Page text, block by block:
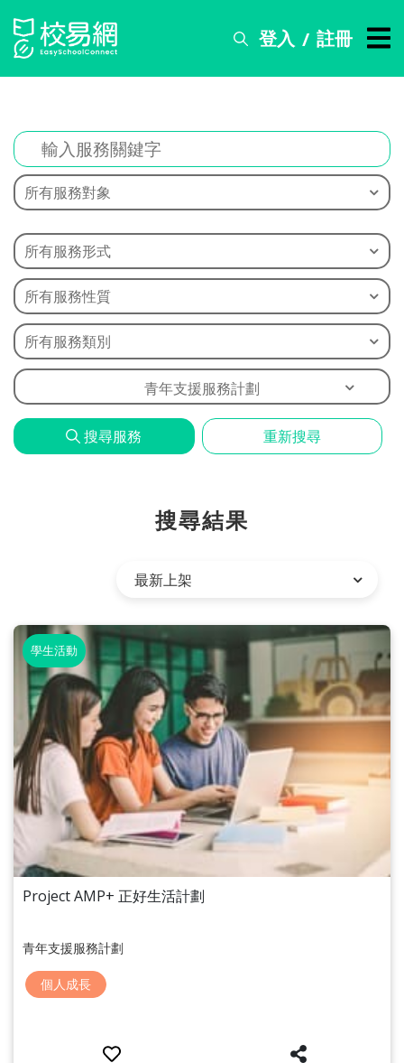
登入 / 註冊
搜
務
比
賽
資
訊
關
於
我
們
常
見
問
所有服務對象
所有服務形式
所有服務性質
所有服務類別
青年支援服務計劃
搜尋服務 重新搜尋
搜尋結果
學生活動
Project AMP+ 正好生活計劃
青年支援服務計劃
個人成長